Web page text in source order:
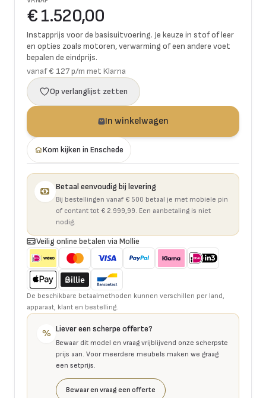
€ 1.520,00
Instapprijs voor de basisuitvoering. Je keuze in stof of leer
en opties zoals motoren, verwarming of een andere voet
bepalen de eindprijs.
vanaf € 127 p/m met Klarna
Op verlanglijst zetten
In winkelwagen
Kom kijken in Enschede
Betaal eenvoudig bij levering
Bij bestellingen vanaf € 500 betaal je met mobiele pin
of contant tot € 2.999,99. Een aanbetaling is niet
nodig.
Veilig online betalen via Mollie
De beschikbare betaalmethoden kunnen verschillen per land,
apparaat, klant en bestelling.
% Liever een scherpe offerte?
Bewaar dit model en vraag vrijblijvend onze scherpste
prijs aan. Voor meerdere meubels maken we graag
een setprijs.
Bewaar en vraag een offerte